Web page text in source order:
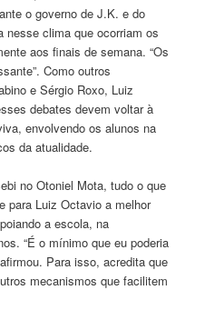
o governo de J.K. e do
nesse clima que ocorriam os
aos finais de semana. “Os
Como outros
e Sérgio Roxo, Luiz
debates devem voltar à
envolvendo os alunos na
da atualidade.
no Otoniel Mota, tudo o que
para Luiz Octavio a melhor
a escola, na
“É o mínimo que eu poderia
Para isso, acredita que
mecanismos que facilitem